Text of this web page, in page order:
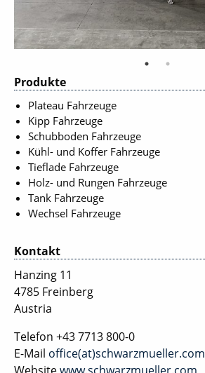
Produkte
Plateau Fahrzeuge
Kipp Fahrzeuge
Schubboden Fahrzeuge
Kühl- und Koffer Fahrzeuge
Tieflade Fahrzeuge
Holz- und Rungen Fahrzeuge
Tank Fahrzeuge
Wechsel Fahrzeuge
Kontakt
Hanzing 11
4785 Freinberg
Austria
Telefon +43 7713 800-0
E-Mail office(at)schwarzmueller.com